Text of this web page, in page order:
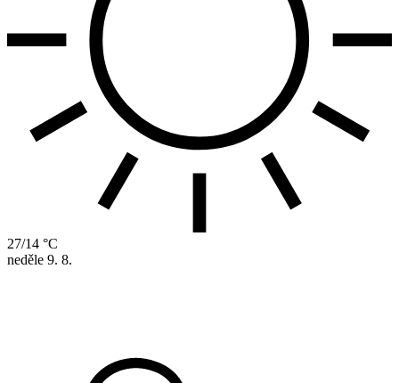
27/14 °C
neděle 9. 8.